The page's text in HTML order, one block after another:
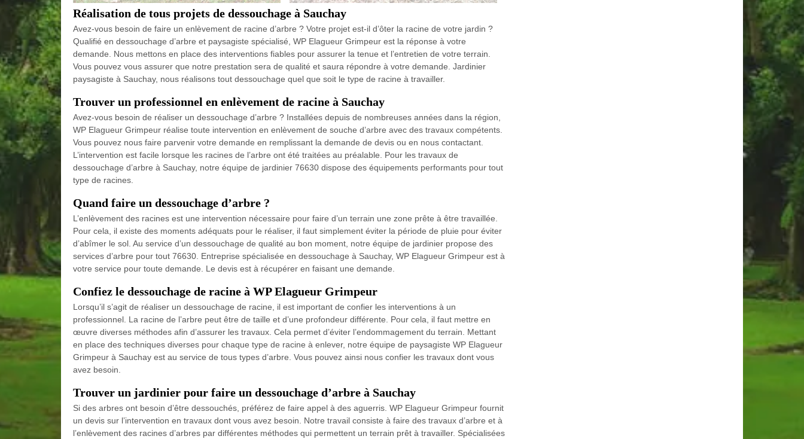
Réalisation de tous projets de dessouchage à Sauchay
Avez-vous besoin de faire un enlèvement de racine d’arbre ? Votre projet est-il d’ôter la racine de votre jardin ?
Qualifié en dessouchage d’arbre et paysagiste spécialisé, WP Elagueur Grimpeur est la réponse à votre
demande. Nous mettons en place des interventions fiables pour assurer la tenue et l’entretien de votre terrain.
Vous pouvez vous assurer que notre prestation sera de qualité et saura répondre à votre demande. Jardinier
paysagiste à Sauchay, nous réalisons tout dessouchage quel que soit le type de racine à travailler.
Trouver un professionnel en enlèvement de racine à Sauchay
Avez-vous besoin de réaliser un dessouchage d’arbre ? Installées depuis de nombreuses années dans la région,
WP Elagueur Grimpeur réalise toute intervention en enlèvement de souche d’arbre avec des travaux compétents.
Vous pouvez nous faire parvenir votre demande en remplissant la demande de devis ou en nous contactant.
L’intervention est facile lorsque les racines de l’arbre ont été traitées au préalable. Pour les travaux de
dessouchage d’arbre à Sauchay, notre équipe de jardinier 76630 dispose des équipements performants pour tout
type de racines.
Quand faire un dessouchage d’arbre ?
L’enlèvement des racines est une intervention nécessaire pour faire d’un terrain une zone prête à être travaillée.
Pour cela, il existe des moments adéquats pour le réaliser, il faut simplement éviter la période de pluie pour éviter
d’abîmer le sol. Au service d’un dessouchage de qualité au bon moment, notre équipe de jardinier propose des
services d’arbre pour tout 76630. Entreprise spécialisée en dessouchage à Sauchay, WP Elagueur Grimpeur est à
votre service pour toute demande. Le devis est à récupérer en faisant une demande.
Confiez le dessouchage de racine à WP Elagueur Grimpeur
Lorsqu’il s’agit de réaliser un dessouchage de racine, il est important de confier les interventions à un
professionnel. La racine de l’arbre peut être de taille et d’une profondeur différente. Pour cela, il faut mettre en
œuvre diverses méthodes afin d’assurer les travaux. Cela permet d’éviter l’endommagement du terrain. Mettant
en place des techniques diverses pour chaque type de racine à enlever, notre équipe de paysagiste WP Elagueur
Grimpeur à Sauchay est au service de tous types d’arbre. Vous pouvez ainsi nous confier les travaux dont vous
avez besoin.
Trouver un jardinier pour faire un dessouchage d’arbre à Sauchay
Si des arbres ont besoin d’être dessouchés, préférez de faire appel à des aguerris. WP Elagueur Grimpeur fournit
un devis sur l’intervention en travaux dont vous avez besoin. Notre travail consiste à faire des travaux d’arbre et à
l’enlèvement des racines d’arbres par différentes méthodes qui permettent un terrain prêt à travailler. Spécialisées